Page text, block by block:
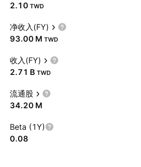
2.10 TWD
净收入(FY)
‪93.00 M‬ TWD
收入(FY)
‪2.71 B‬ TWD
流通股
‪34.20 M‬
Beta (1Y)
0.08